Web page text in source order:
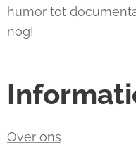
humor tot
nog!
Over ons